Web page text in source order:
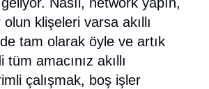
klişeleri varsa akıllı
tam olarak öyle ve artık
amacınız akıllı
çalışmak, boş işler